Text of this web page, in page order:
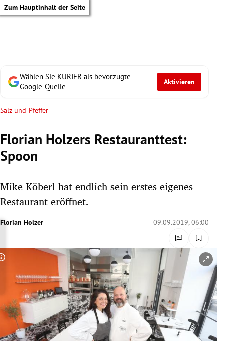
Zum Hauptinhalt der Seite
Untermenü
Untermenü
Untermenü
Untermenü
Wählen Sie KURIER als bevorzugte
Google-Quelle
Aktivieren
Salz und Pfeffer
Florian Holzers Restauranttest:
Spoon
Mike Köberl hat endlich sein erstes eigenes
Restaurant eröffnet.
Florian Holzer 09.09.2019, 06:00
Copyright-Hinweis öffnen/schließen